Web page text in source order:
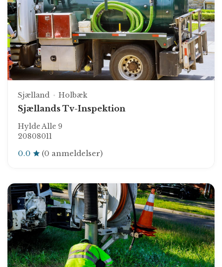
Sjælland Holbæk
Sjællands Tv-Inspektion
Hylde Alle 9
20808011
0.0 (0 anmeldelser)